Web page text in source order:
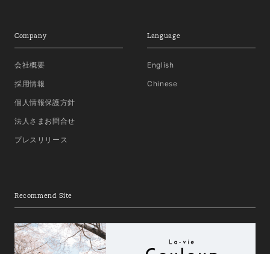
Company
会社概要
採用情報
個人情報保護方針
法人さまお問合せ
プレスリリース
Language
English
Chinese
Recommend Site